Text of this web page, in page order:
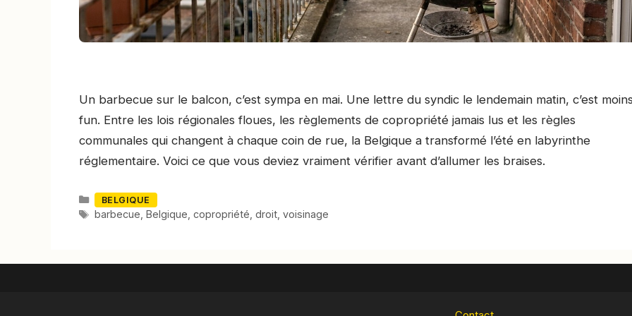
Un barbecue sur le balcon, c’est sympa en mai. Une lettre du syndic le lendemain matin, c’est
fun. Entre les lois régionales floues, les règlements de copropriété jamais lus et les règles
communales qui changent à chaque coin de rue, la Belgique a transformé l’été en labyrinthe
réglementaire. Voici ce que vous deviez vraiment vérifier avant d’allumer les braises.
Catégories
BELGIQUE
Mots-
barbecue Belgique copropriété droit, voisinage